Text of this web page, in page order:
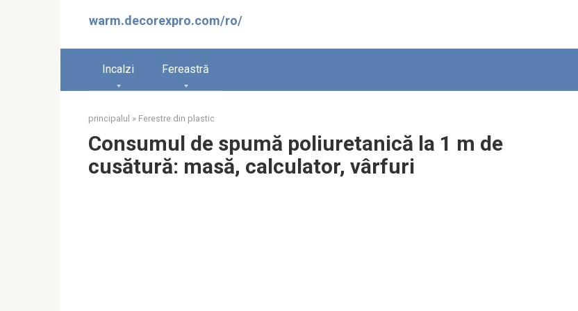
warm.decorexpro.com/ro/
Incalzi Fereastră
principalul » Ferestre din plastic
Consumul de spumă poliuretanică la 1 m de
cusătură: masă, calculator, vârfuri